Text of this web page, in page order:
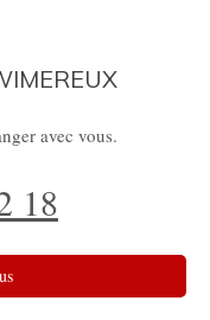
avec vous.
18